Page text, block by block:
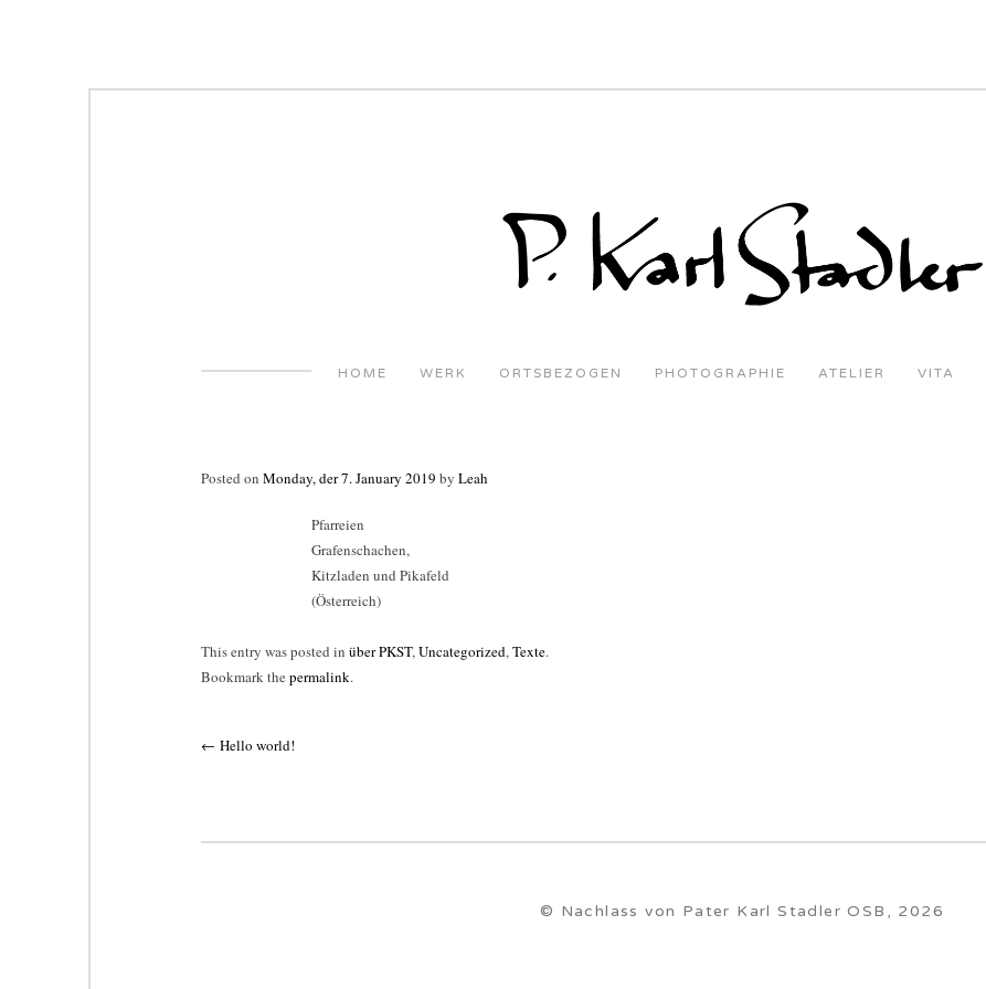
HOME WERK ORTSBEZOGEN PHOTOGRAPHIE ATELIER VITA
Posted on Monday, der 7. January 2019 by Leah
Pfarreien
Grafenschachen,
Kitzladen und Pikafeld
(Österreich)
This entry was posted in über PKST,Uncategorized,Texte.
Bookmark the permalink.
Post
← Hello world!
© Nachlass von Pater Karl Stadler OSB, 2026